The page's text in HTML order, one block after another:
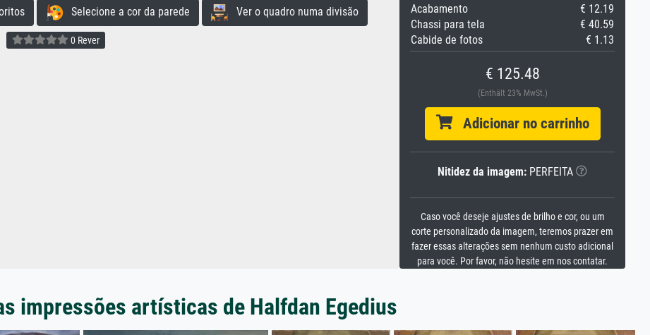
Selecione a cor da parede Ver o quadro numa divisão
0 Rever
Acabamento
€ 12.19
Chassi para tela
€ 40.59
Cabide de fotos
€ 1.13
€ 125.48
(Enthält 23% MwSt.)
Adicionar no carrinho
Nitidez da imagem: PERFEITA
Caso você deseje ajustes de brilho e cor, ou um
corte personalizado da imagem, teremos prazer em
fazer essas alterações sem nenhum custo adicional
para você. Por favor, não hesite em nos contatar.
impressões artísticas de Halfdan Egedius